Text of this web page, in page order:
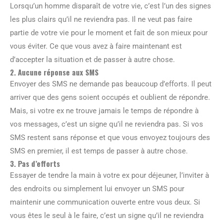
Lorsqu’un homme disparaît de votre vie, c’est l’un des signes
les plus clairs qu’il ne reviendra pas. Il ne veut pas faire
partie de votre vie pour le moment et fait de son mieux pour
vous éviter. Ce que vous avez à faire maintenant est
d’accepter la situation et de passer à autre chose.
2. Aucune réponse aux SMS
Envoyer des SMS ne demande pas beaucoup d’efforts. Il peut
arriver que des gens soient occupés et oublient de répondre.
Mais, si votre ex ne trouve jamais le temps de répondre à
vos messages, c’est un signe qu’il ne reviendra pas. Si vos
SMS restent sans réponse et que vous envoyez toujours des
SMS en premier, il est temps de passer à autre chose.
3. Pas d’efforts
Essayer de tendre la main à votre ex pour déjeuner, l’inviter à
des endroits ou simplement lui envoyer un SMS pour
maintenir une communication ouverte entre vous deux. Si
vous êtes le seul à le faire, c’est un signe qu’il ne reviendra